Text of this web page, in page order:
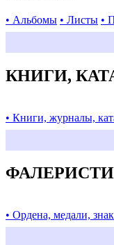
• Альбомы • Листы •
КНИГИ,
• Книги, журналы,
• Ордена, медали,